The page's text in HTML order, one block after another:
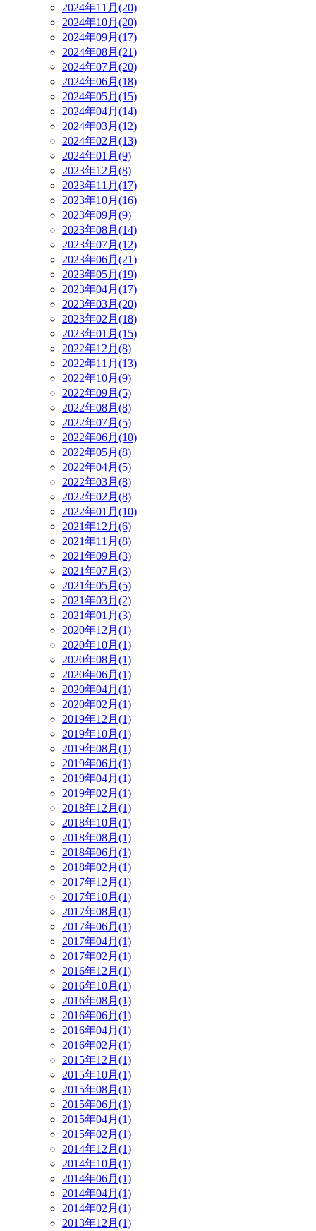
2024年11月(20)
2024年10月(20)
2024年09月(17)
2024年08月(21)
2024年07月(20)
2024年06月(18)
2024年05月(15)
2024年04月(14)
2024年03月(12)
2024年02月(13)
2024年01月(9)
2023年12月(8)
2023年11月(17)
2023年10月(16)
2023年09月(9)
2023年08月(14)
2023年07月(12)
2023年06月(21)
2023年05月(19)
2023年04月(17)
2023年03月(20)
2023年02月(18)
2023年01月(15)
2022年12月(8)
2022年11月(13)
2022年10月(9)
2022年09月(5)
2022年08月(8)
2022年07月(5)
2022年06月(10)
2022年05月(8)
2022年04月(5)
2022年03月(8)
2022年02月(8)
2022年01月(10)
2021年12月(6)
2021年11月(8)
2021年09月(3)
2021年07月(3)
2021年05月(5)
2021年03月(2)
2021年01月(3)
2020年12月(1)
2020年10月(1)
2020年08月(1)
2020年06月(1)
2020年04月(1)
2020年02月(1)
2019年12月(1)
2019年10月(1)
2019年08月(1)
2019年06月(1)
2019年04月(1)
2019年02月(1)
2018年12月(1)
2018年10月(1)
2018年08月(1)
2018年06月(1)
2018年02月(1)
2017年12月(1)
2017年10月(1)
2017年08月(1)
2017年06月(1)
2017年04月(1)
2017年02月(1)
2016年12月(1)
2016年10月(1)
2016年08月(1)
2016年06月(1)
2016年04月(1)
2016年02月(1)
2015年12月(1)
2015年10月(1)
2015年08月(1)
2015年06月(1)
2015年04月(1)
2015年02月(1)
2014年12月(1)
2014年10月(1)
2014年06月(1)
2014年04月(1)
2014年02月(1)
2013年12月(1)